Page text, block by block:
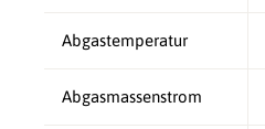
Abgastemperatur
Abgasmassenstrom